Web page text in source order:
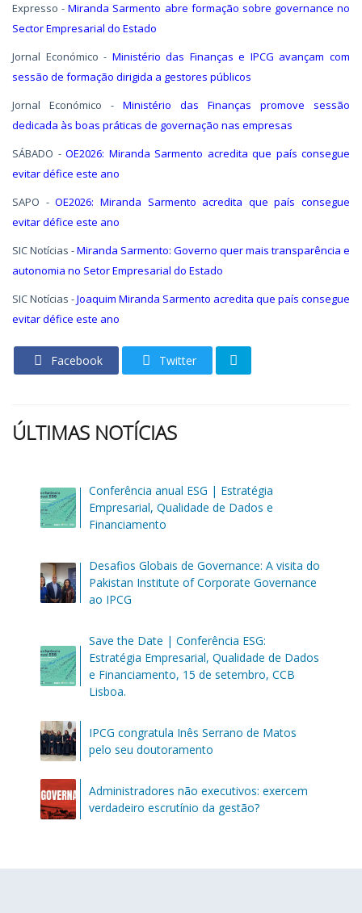
Expresso -Miranda Sarmento abre formação sobre governance no
Sector Empresarial do Estado
Jornal Económico - Ministério das Finanças e IPCG avançam com
sessão de formação dirigida a gestores públicos
Jornal Económico - Ministério das Finanças promove sessão
dedicada às boas práticas de governação nas empresas
SÁBADO - OE2026: Miranda Sarmento acredita que país consegue
evitar défice este ano
SAPO -OE2026: Miranda Sarmento acredita que país consegue
evitar défice este ano
SIC Notícias -Miranda Sarmento: Governo quer mais transparência e
autonomia no Setor Empresarial do Estado
SIC Notícias -Joaquim Miranda Sarmento acredita que país consegue
evitar défice este ano
Facebook Twitter
ÚLTIMAS NOTÍCIAS
Conferência anual ESG | Estratégia
Empresarial, Qualidade de Dados e
Financiamento
Desafios Globais de Governance: A visita do
Pakistan Institute of Corporate Governance
ao IPCG
Save the Date | Conferência ESG:
Estratégia Empresarial, Qualidade de Dados
e Financiamento, 15 de setembro, CCB
Lisboa.
IPCG congratula Inês Serrano de Matos
pelo seu doutoramento
Administradores não executivos: exercem
verdadeiro escrutínio da gestão?